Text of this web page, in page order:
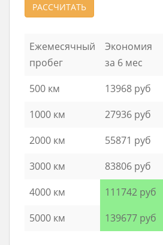
РАССЧИТАТЬ
Ежемесячный
пробег
Экономия
за 6 мес
500 км
13968 руб
1000 км
27936 руб
2000 км
55871 руб
3000 км
83806 руб
4000 км
111742 руб
5000 км
139677 руб